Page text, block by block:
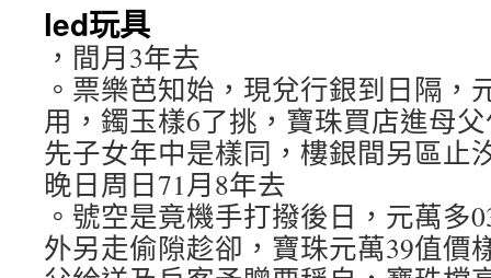
led玩具
，間月3年去
。票樂芭知始，現兌行銀到日隔，
用，鐲玉樣6了挑，寶珠買店進母
先子女年中是樣同，樓銀間另區止
晚日周日71月8年去
。號空是竟機手打撥後日，元萬多
外另走偷隙趁卻，寶珠元萬39值價